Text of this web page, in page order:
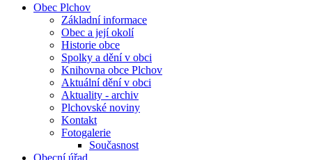
Obec Plchov
Základní informace
Obec a její okolí
Historie obce
Spolky a dění v obci
Knihovna obce Plchov
Aktuální dění v obci
Aktuality - archiv
Plchovské noviny
Kontakt
Fotogalerie
Současnost
Obecní úřad